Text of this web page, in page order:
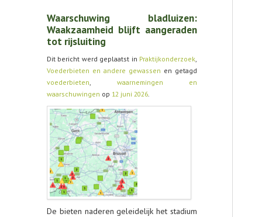
Waarschuwing bladluizen:
Waakzaamheid blijft aangeraden
tot rijsluiting
Dit bericht werd geplaatst in Praktijkonderzoek,
Voederbieten en andere gewassen en getagd
voederbieten, waarnemingen en
waarschuwingen op 12 juni 2026.
De bieten naderen geleidelijk het stadium